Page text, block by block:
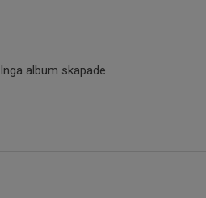
Inga album skapade